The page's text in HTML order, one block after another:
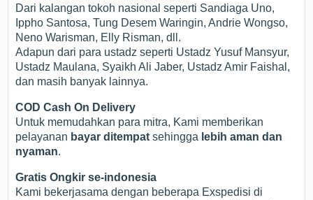
Dari kalangan tokoh nasional seperti Sandiaga Uno,
Ippho Santosa, Tung Desem Waringin, Andrie Wongso,
Neno Warisman, Elly Risman, dll.
Adapun dari para ustadz seperti Ustadz Yusuf Mansyur,
Ustadz Maulana, Syaikh Ali Jaber, Ustadz Amir Faishal,
dan masih banyak lainnya.
COD Cash On Delivery
Untuk memudahkan para mitra, Kami memberikan
pelayanan bayar ditempat sehingga lebih aman dan
nyaman.
Gratis Ongkir se-indonesia
Kami bekerjasama dengan beberapa Exspedisi di